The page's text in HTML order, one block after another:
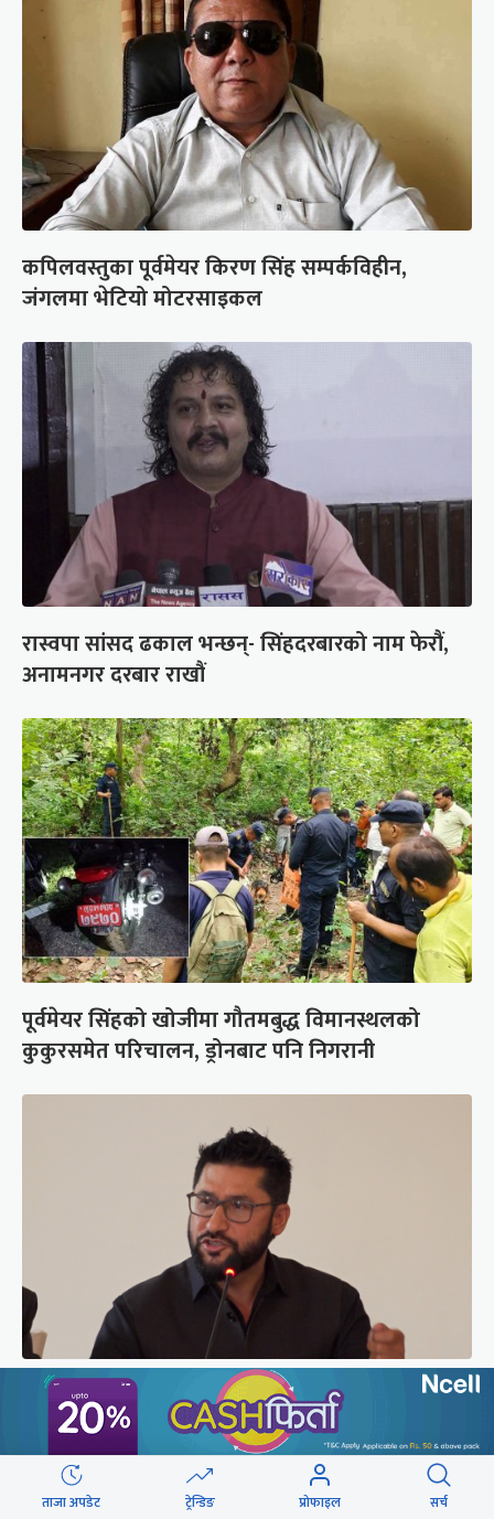
कपिलवस्तुका पूर्वमेयर किरण सिंह सम्पर्कविहीन,
जंगलमा भेटियो मोटरसाइकल
रास्वपा सांसद ढकाल भन्छन्- सिंहदरबारको नाम फेरौं,
अनामनगर दरबार राखौं
पूर्वमेयर सिंहको खोजीमा गौतमबुद्ध विमानस्थलको
कुकुरसमेत परिचालन, ड्रोनबाट पनि निगरानी
सरकारबारे रवि– बादलको टुक्रामा जहाज हल्लिन सक्छ,
डर मान्नु पर्दैन
ताजा अपडेट ट्रेन्डिङ प्रोफाइल सर्च